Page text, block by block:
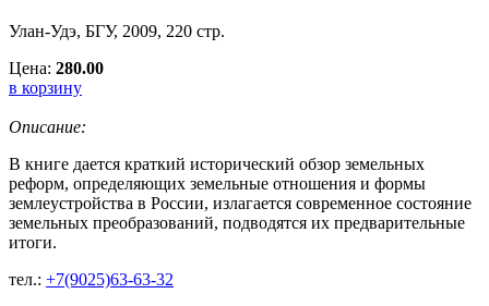
Улан-Удэ, БГУ, 2009, 220 стр.
Цена: 280.00
в корзину
Описание:
В книге дается краткий исторический обзор земельных
реформ, определяющих земельные отношения и формы
землеустройства в России, излагается современное состояние
земельных преобразований, подводятся их предварительные
итоги.
тел.: +7(9025)63-63-32